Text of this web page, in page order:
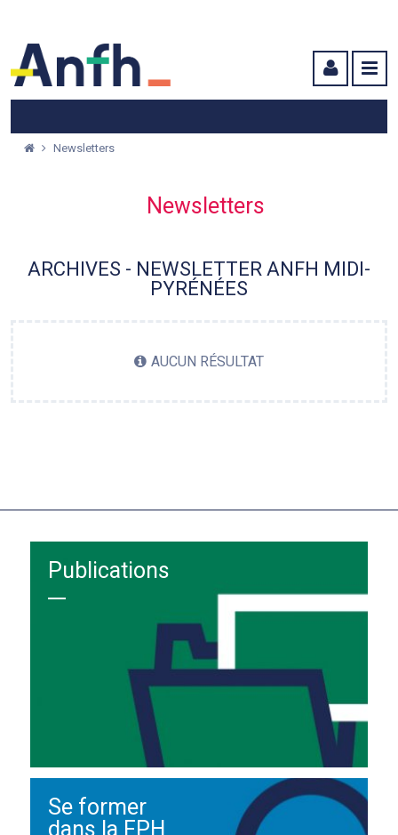
Newsletters
Newsletters
ARCHIVES - NEWSLETTER ANFH MIDI-
PYRÉNÉES
AUCUN RÉSULTAT
Publications
Se former
dans la FPH